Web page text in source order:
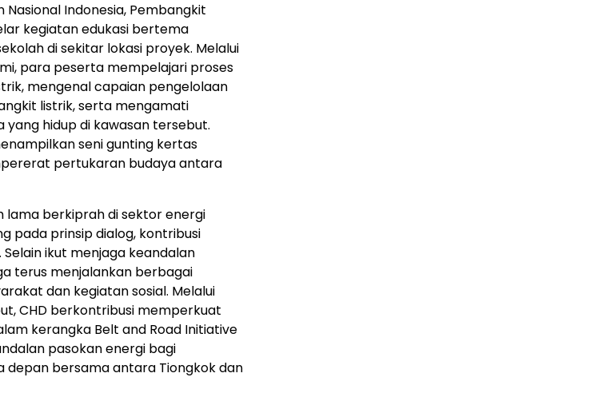
Indonesia, Pembangkit
kegiatan edukasi bertema
di sekitar lokasi proyek. Melalui
para peserta mempelajari proses
mengenal capaian pengelolaan
listrik, serta mengamati
yang hidup di kawasan tersebut.
seni gunting kertas
pertukaran budaya antara
lama berkiprah di sektor energi
pada prinsip dialog, kontribusi
ikut menjaga keandalan
terus menjalankan berbagai
dan kegiatan sosial. Melalui
CHD berkontribusi memperkuat
kerangka Belt and Road Initiative
pasokan energi bagi
depan bersama antara Tiongkok dan